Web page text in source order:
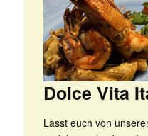
Dolce Vita
Lasst euch von